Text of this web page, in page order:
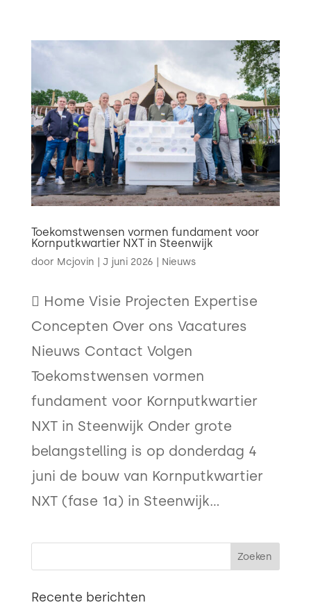
Toekomstwensen vormen fundament voor
Kornputkwartier NXT in Steenwijk
door Mcjovin J juni 2026 Nieuws
 Home Visie Projecten Expertise
Concepten Over ons Vacatures
Nieuws Contact Volgen
Toekomstwensen vormen
fundament voor Kornputkwartier
NXT in Steenwijk Onder grote
belangstelling is op donderdag 4
juni de bouw van Kornputkwartier
NXT (fase 1a) in Steenwijk...
Recente berichten